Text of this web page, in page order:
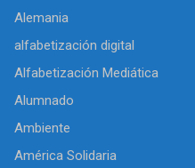
Alemania
alfabetización digital
Alfabetización Mediática
Alumnado
Ambiente
América Solidaria